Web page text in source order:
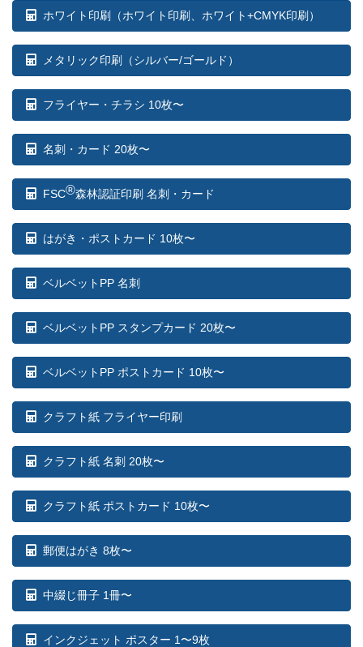
ホワイト印刷 （ホワイト印刷、ホワイト+CMYK印刷）
メタリック印刷（シルバー/ゴールド）
フライヤー・チラシ 10枚〜
名刺・カード 20枚〜
FSC®森林認証印刷 名刺・カード
はがき・ポストカード 10枚〜
ベルベットPP 名刺
ベルベットPP スタンプカード 20枚〜
ベルベットPP ポストカード 10枚〜
クラフト紙 フライヤー印刷
クラフト紙 名刺 20枚〜
クラフト紙 ポストカード 10枚〜
郵便はがき 8枚〜
中綴じ冊子 1冊〜
インクジェット ポスター 1〜9枚